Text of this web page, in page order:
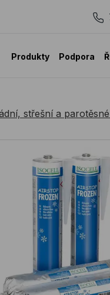
Produkty Podpora
střešní a